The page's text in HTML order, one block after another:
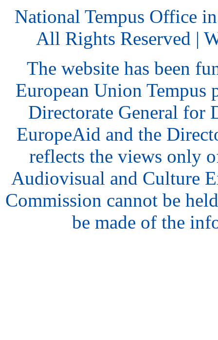
National Tempus Office
All Rights Reserved |
The website has been
European Union Tempus
Directorate General for
EuropeAid and the
reflects the views only
Audiovisual and Culture
Commission cannot be
be made of the